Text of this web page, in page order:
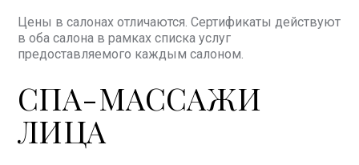
Цены в салонах отличаются. Сертификаты действуют
в оба салона в рамках списка услуг
предоставляемого каждым салоном.
СПА-МАССАЖИ
ЛИЦА